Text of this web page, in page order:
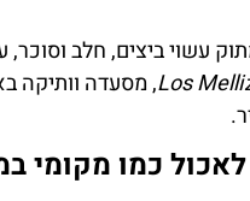
עשוי ביצים, חלב וסוכר,
Los, מסעדה וותיקה
כמו מקומי